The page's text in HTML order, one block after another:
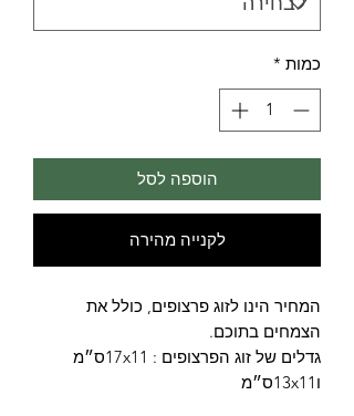
כמות *
הוספה לסל
לקנייה מהירה
המחיר הינו לזוג פרצופים, כולל את
הצמחים בתוכם.
גדלים של זוג הפרצופים : 17x11ס״מ
ו13x11ס״מ